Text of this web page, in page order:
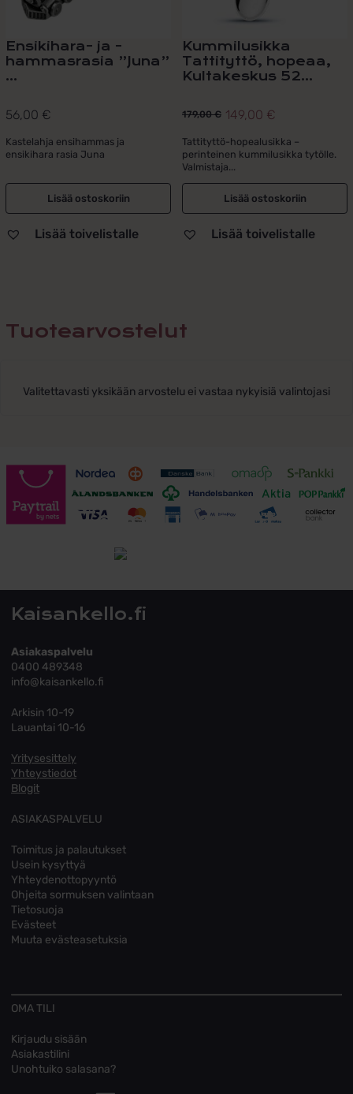
Ensikihara- ja -
hammasrasia ”Juna”
...
56,00 €
Kastelahja ensihammas ja
ensikihara rasia Juna
Lisää ostoskoriin
Lisää toivelistalle
Kummilusikka
Tattityttö, hopeaa,
Kultakeskus 52...
179,00€
Alkuperäinen
hinta
oli:
179,00 €.
149,00 €
Nykyinen
hinta
on:
149,00 €.
Tattityttö-hopealusikka –
perinteinen kummilusikka tytölle.
Valmistaja...
Lisää ostoskoriin
Lisää toivelistalle
Tuotearvostelut
Valitettavasti yksikään arvostelu ei vastaa nykyisiä valintojasi
Toimitusehdot
Kaisankello.fi
Asiakaspalvelu
0400 489348
info@kaisankello.fi
Arkisin 10-19
Lauantai 10-16
Yritysesittely
Yhteystiedot
Blogit
ASIAKASPALVELU
Toimitus ja palautukset
Usein kysyttyä
Yhteydenottopyyntö
Ohjeita sormuksen valintaan
Tietosuoja
Evästeet
Muuta evästeasetuksia
OMA TILI
Kirjaudu sisään
Asiakastilini
Unohtuiko salasana?